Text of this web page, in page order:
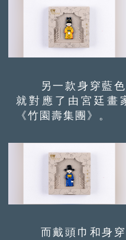
另一款身穿藍色
就對應了由宮廷畫
《竹園壽集團》。
而戴頭巾和身穿